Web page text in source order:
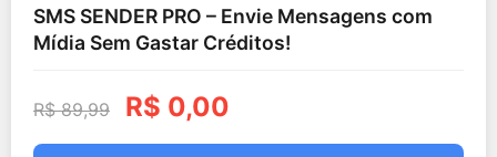
SMS SENDER PRO – Envie Mensagens com
Mídia Sem Gastar Créditos!
R$89,99 R$ 0,00